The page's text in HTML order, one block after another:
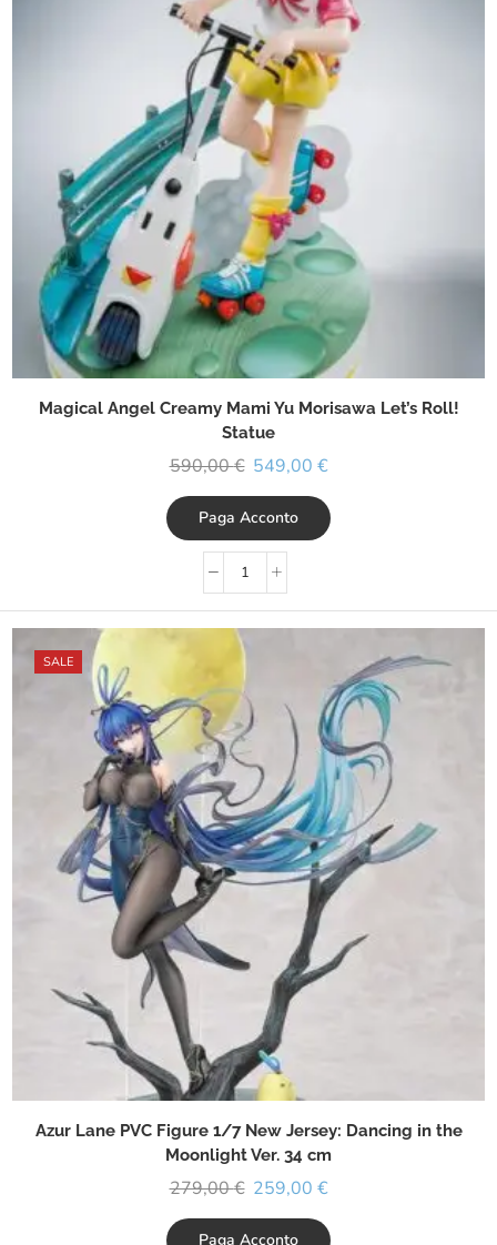
Magical Angel Creamy Mami Yu Morisawa Let’s Roll!
Statue
590,00€ 549,00 €
Paga Acconto
SALE
Azur Lane PVC Figure 1/7 New Jersey: Dancing in the
Moonlight Ver. 34 cm
279,00€ 259,00 €
Paga Acconto